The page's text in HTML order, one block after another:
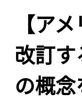
【ア
改訂
の概